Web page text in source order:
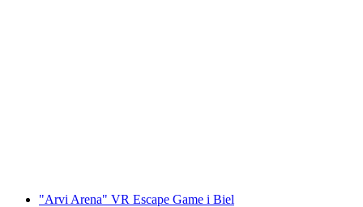
"Arvi Arena" VR Escape Game i Biel